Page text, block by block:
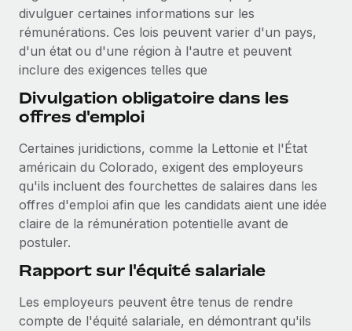
Mobilité et déménagement international
Organisez facilement le déménagement de vos
employés
Avantages sociaux
Gérez facilement les avantages sociaux
Impact Les clients BambooHR peuvent désormais
embaucher et gérer les employés internationaux...
En savoir plus
BLOG
Mises à jour des produits de Remote :
Intégrations Gusto et Xero et Gestion des
Remote a toujours pour mission d'aider les entreprises de
toute taille à embaucher, gérer et payer...
En savoir plus
Comment Phiture gère ses 55 employés
répartis dans 19 pays grâce à Remote
croissance mobile internationale, encourage les...
En savoir plus
divulguer certaines informations sur les
rémunérations. Ces lois peuvent varier d'un pays,
d'un état ou d'une région à l'autre et peuvent
inclure des exigences telles que
Divulgation obligatoire dans les
offres d'emploi
Certaines juridictions, comme la Lettonie et l'État
américain du Colorado, exigent des employeurs
qu'ils incluent des fourchettes de salaires dans les
offres d'emploi afin que les candidats aient une idée
claire de la rémunération potentielle avant de
postuler.
Rapport sur l'équité salariale
Les employeurs peuvent être tenus de rendre
compte de l'équité salariale, en démontrant qu'ils